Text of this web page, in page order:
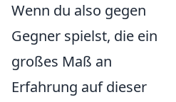
Wenn du also gegen
Gegner spielst, die ein
großes Maß an
Erfahrung auf dieser